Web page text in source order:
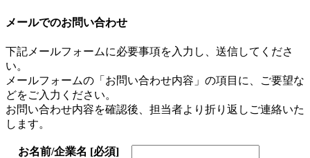
メールでのお問い合わせ
下記メールフォームに必要事項を入力し、送信してくださ
い。
メールフォームの「お問い合わせ内容」の項目に、ご要望な
どをご入力ください。
お問い合わせ内容を確認後、担当者より折り返しご連絡いた
します。
お名前/企業名 [必須]